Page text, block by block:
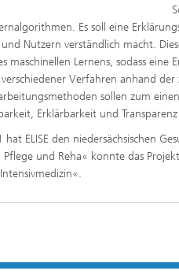
Es soll eine
Nutzern verständlich macht.
maschinellen Lernens, sodass
Verfahren anhand
sollen zum
Erklärbarkeit und
hat ELISE den niedersächsischen
und Reha« konnte das